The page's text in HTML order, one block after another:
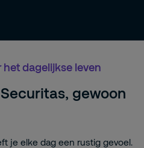
dagelijkse leven
gewoon
je elke dag een rustig gevoel.